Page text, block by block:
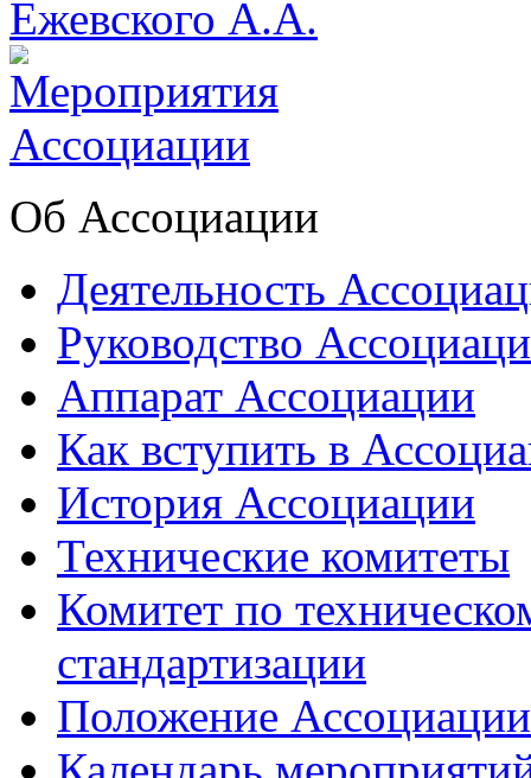
Об Ассоциации
Деятельность
Руководство
Аппарат Ассоциации
Как вступить в
История Ассоциации
Технические комитеты
Комитет по
стандартизации
Положение